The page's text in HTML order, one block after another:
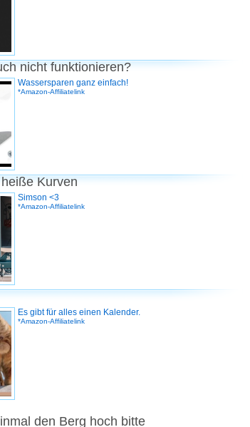
nicht funktionieren?
Wassersparen ganz einfach!
*Amazon-Affiliatelink
Kurven
Simson <3
*Amazon-Affiliatelink
Es gibt für alles einen Kalender.
*Amazon-Affiliatelink
den Berg hoch bitte